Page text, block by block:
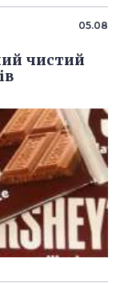
05.08
чистий